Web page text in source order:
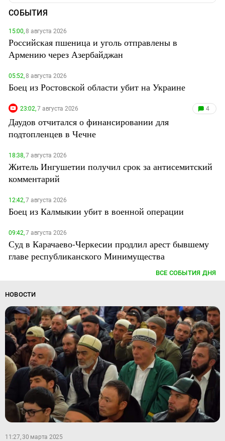
СОБЫТИЯ
15:00,8 августа 2026
Российская пшеница и уголь отправлены в
Армению через Азербайджан
05:52,8 августа 2026
Боец из Ростовской области убит на Украине
23:02,7 августа 2026 4
Даудов отчитался о финансировании для
подтопленцев в Чечне
18:38,7 августа 2026
Житель Ингушетии получил срок за антисемитский
комментарий
12:42,7 августа 2026
Боец из Калмыкии убит в военной операции
09:42,7 августа 2026
Суд в Карачаево-Черкесии продлил арест бывшему
главе республиканского Минимущества
ВСЕ СОБЫТИЯ ДНЯ
НОВОСТИ
11:27, 30 марта 2025